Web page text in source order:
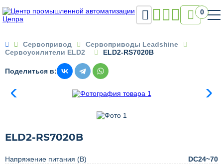
 0
 Сервопривод
Сервоприводы Leadshine
Сервоусилители ELD2
ELD2-RS7020B
Поделиться в:
ELD2-RS7020B
Напряжение питания (В) DC24~70